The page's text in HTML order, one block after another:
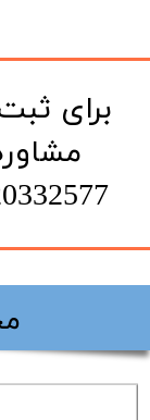
​برای
09120332577 در